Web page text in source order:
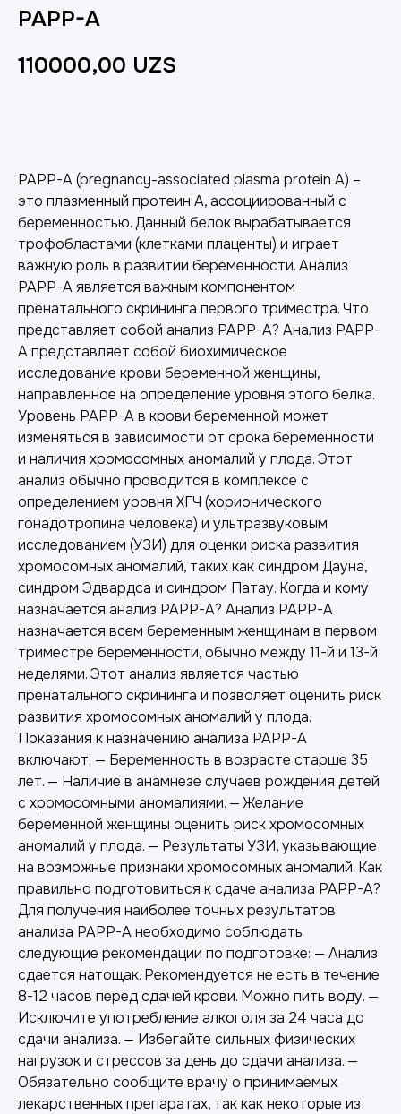
PAPP-A
110000,00 UZS
PAPP-A (pregnancy-associated plasma protein A) –
это плазменный протеин А, ассоциированный с
беременностью. Данный белок вырабатывается
трофобластами (клетками плаценты) и играет
важную роль в развитии беременности. Анализ
PAPP-A является важным компонентом
пренатального скрининга первого триместра. Что
представляет собой анализ PAPP-A? Анализ PAPP-
A представляет собой биохимическое
исследование крови беременной женщины,
направленное на определение уровня этого белка.
Уровень PAPP-A в крови беременной может
изменяться в зависимости от срока беременности
и наличия хромосомных аномалий у плода. Этот
анализ обычно проводится в комплексе с
определением уровня ХГЧ (хорионического
гонадотропина человека) и ультразвуковым
исследованием (УЗИ) для оценки риска развития
хромосомных аномалий, таких как синдром Дауна,
синдром Эдвардса и синдром Патау. Когда и кому
назначается анализ PAPP-A? Анализ PAPP-A
назначается всем беременным женщинам в первом
триместре беременности, обычно между 11-й и 13-й
неделями. Этот анализ является частью
пренатального скрининга и позволяет оценить риск
развития хромосомных аномалий у плода.
Показания к назначению анализа PAPP-A
включают: — Беременность в возрасте старше 35
лет. — Наличие в анамнезе случаев рождения детей
с хромосомными аномалиями. — Желание
беременной женщины оценить риск хромосомных
аномалий у плода. — Результаты УЗИ, указывающие
на возможные признаки хромосомных аномалий. Как
правильно подготовиться к сдаче анализа PAPP-A?
Для получения наиболее точных результатов
анализа PAPP-A необходимо соблюдать
следующие рекомендации по подготовке: — Анализ
сдается натощак. Рекомендуется не есть в течение
8-12 часов перед сдачей крови. Можно пить воду. —
Исключите употребление алкоголя за 24 часа до
сдачи анализа. — Избегайте сильных физических
нагрузок и стрессов за день до сдачи анализа. —
Обязательно сообщите врачу о принимаемых
лекарственных препаратах, так как некоторые из